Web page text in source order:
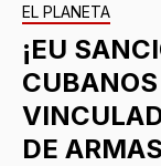
EL PLANETA
¡EU
DE